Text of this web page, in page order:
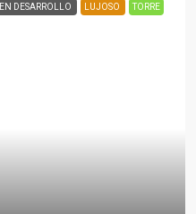
EN DESARROLLO LUJOSO TORRE